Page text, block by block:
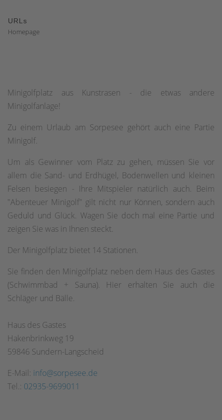
URLs
Homepage
Minigolfplatz aus Kunstrasen - die etwas andere
Minigolfanlage!
Zu einem Urlaub am Sorpesee gehört auch eine Partie
Minigolf.
Um als Gewinner vom Platz zu gehen, müssen Sie vor
allem die Sand- und Erdhügel, Bodenwellen und kleinen
Felsen besiegen - Ihre Mitspieler natürlich auch. Beim
"Abenteuer Minigolf" gilt nicht nur Können, sondern auch
Geduld und Glück. Wagen Sie doch mal eine Partie und
zeigen Sie was in Ihnen steckt.
Der Minigolfplatz bietet 14 Stationen.
Sie finden den Minigolfplatz neben dem Haus des Gastes
(Schwimmbad + Sauna). Hier erhalten Sie auch die
Schläger und Bälle.
Haus des Gastes
Hakenbrinkweg 19
59846 Sundern-Langscheid
E-Mail: info@sorpesee.de
Tel.: 02935-9699011